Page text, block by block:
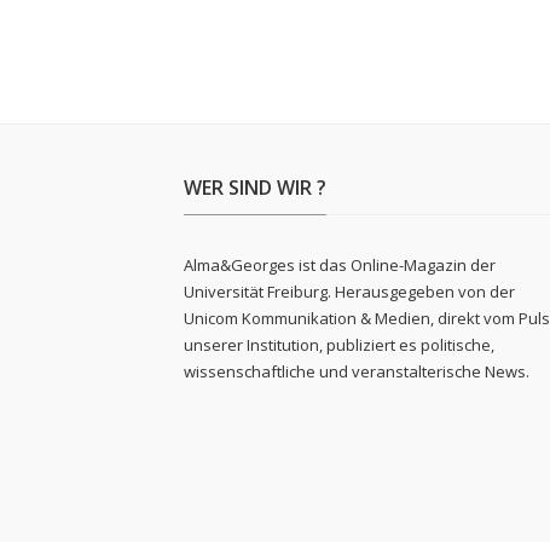
WER SIND WIR ?
Alma&Georges ist das Online-Magazin der
Universität Freiburg. Herausgegeben von der
Unicom Kommunikation & Medien, direkt vom Puls
unserer Institution, publiziert es politische,
wissenschaftliche und veranstalterische News.